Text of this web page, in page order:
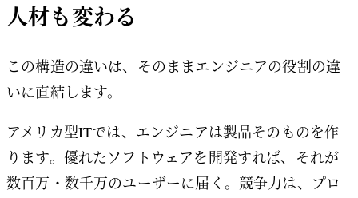
人材も変わる
この構造の違いは、そのままエンジニアの役割の違
いに直結します。
アメリカ型ITでは、エンジニアは製品そのものを作
ります。優れたソフトウェアを開発すれば、それが
数百万・数千万のユーザーに届く。競争力は、プロ